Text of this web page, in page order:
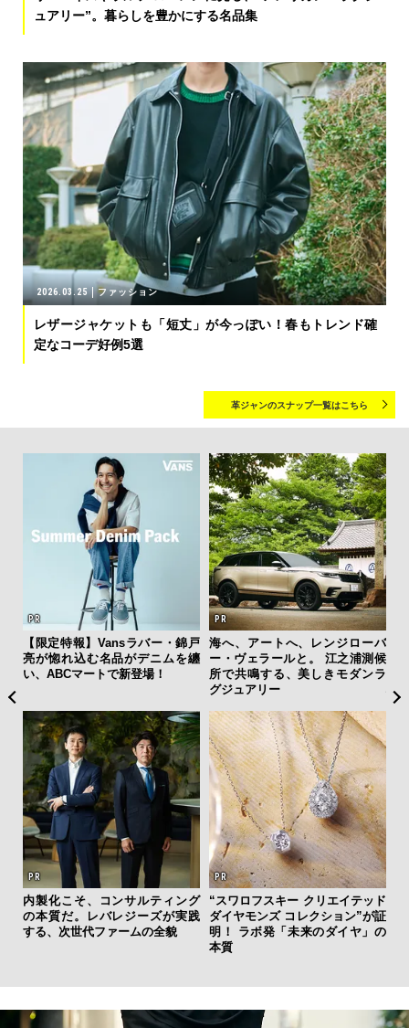
ュアリー”。暮らしを豊かにする名品集
2026.03.25 ファッション
レザージャケットも「短丈」が今っぽい！春もトレンド確
定なコーデ好例5選
革ジャンのスナップ一覧はこちら
【限定特報】Vansラバー・錦戸
亮が惚れ込む名品がデニムを纏
い、ABCマートで新登場！
海へ、アートへ、レンジローバ
ー・ヴェラールと。 江之浦測候
所で共鳴する、美しきモダンラ
グジュアリー
内製化こそ、コンサルティング
の本質だ。レバレジーズが実践
する、次世代ファームの全貌
“スワロフスキー クリエイテッド
ダイヤモンズ コレクション”が証
明！ ラボ発「未来のダイヤ」の
本質
心を